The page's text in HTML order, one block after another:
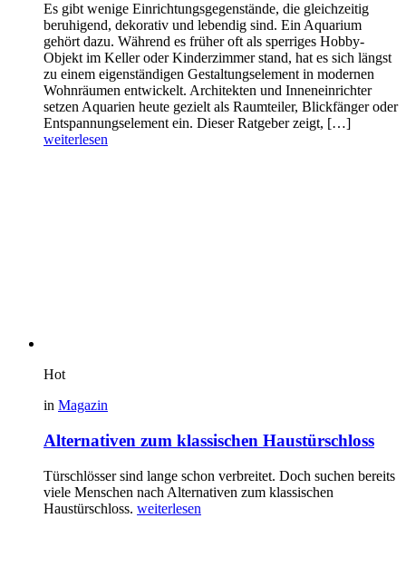
Es gibt wenige Einrichtungsgegenstände, die gleichzeitig
beruhigend, dekorativ und lebendig sind. Ein Aquarium
gehört dazu. Während es früher oft als sperriges Hobby-
Objekt im Keller oder Kinderzimmer stand, hat es sich längst
zu einem eigenständigen Gestaltungselement in modernen
Wohnräumen entwickelt. Architekten und Inneneinrichter
setzen Aquarien heute gezielt als Raumteiler, Blickfänger oder
Entspannungselement ein. Dieser Ratgeber zeigt, […]
weiterlesen
Hot
in Magazin
Alternativen zum klassischen Haustürschloss
Türschlösser sind lange schon verbreitet. Doch suchen bereits
viele Menschen nach Alternativen zum klassischen
Haustürschloss. weiterlesen